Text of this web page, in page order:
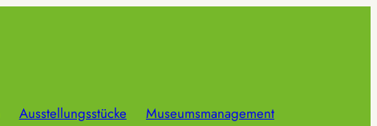
Ausstellungsstücke
Museumsmanagement